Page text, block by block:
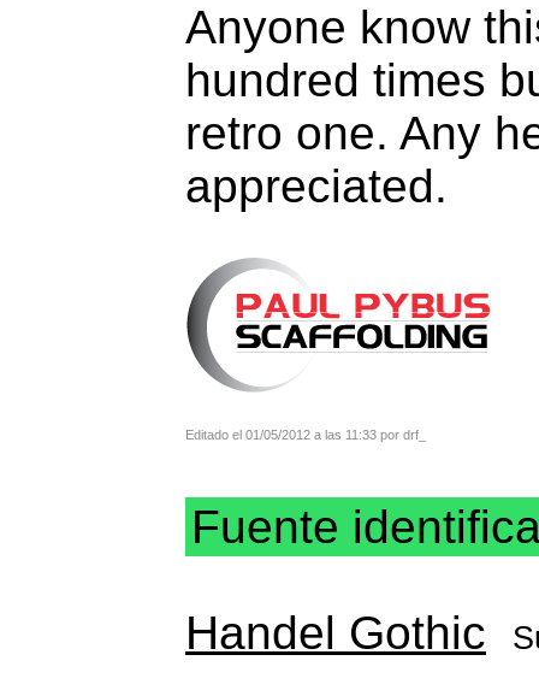
Anyone know
hundred times
retro one. Any
appreciated.
Editado el 01/05/2012 a las 11:33 por drf_
Fuente
Handel Gothic